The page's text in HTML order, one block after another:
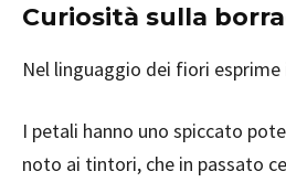
Curiosità sulla
Nel linguaggio dei fiori esprime
I petali hanno uno spiccato
noto ai tintori, che in passato